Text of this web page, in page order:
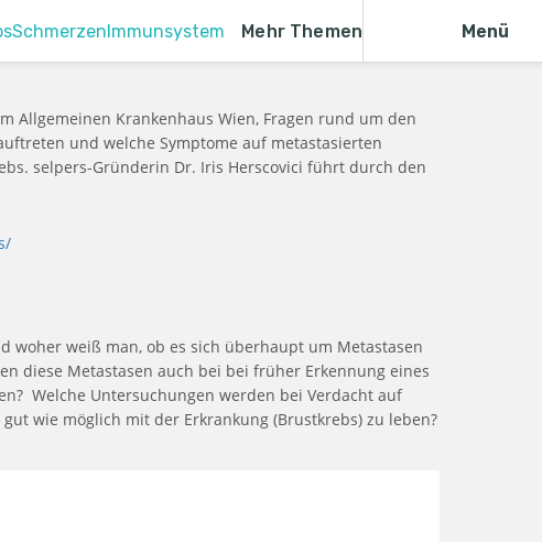
SchmerzenImmunsystem Mehr Themen Menü
Allgemeinen Krankenhaus Wien, Fragen rund um den
und welche Symptome auf metastasierten
selpers-Gründerin Dr. Iris Herscovici führt durch den
woher weiß man, ob es sich überhaupt um Metastasen
diese Metastasen auch bei bei früher Erkennung eines
Welche Untersuchungen werden bei Verdacht auf
wie möglich mit der Erkrankung (Brustkrebs) zu leben?